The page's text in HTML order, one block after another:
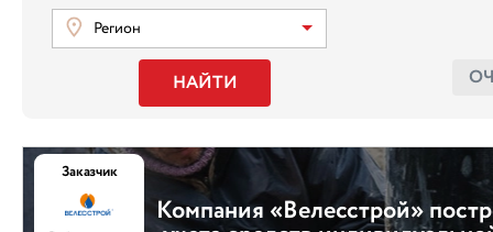
Регион
НАЙТИ
Компания «Велесстрой»
Заказчик